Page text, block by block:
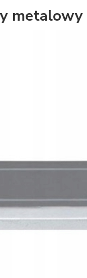
metalowy